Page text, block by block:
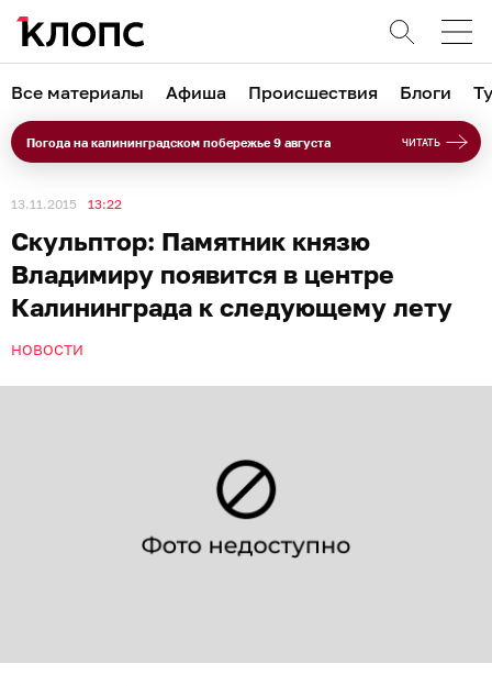
Все материалы Афиша Происшествия Блоги
Погода на калининградском побережье 9 августа ЧИТАТЬ
13.11.2015 13:22
Скульптор: Памятник князю
Владимиру появится в центре
Калининграда к следующему лету
НОВОСТИ